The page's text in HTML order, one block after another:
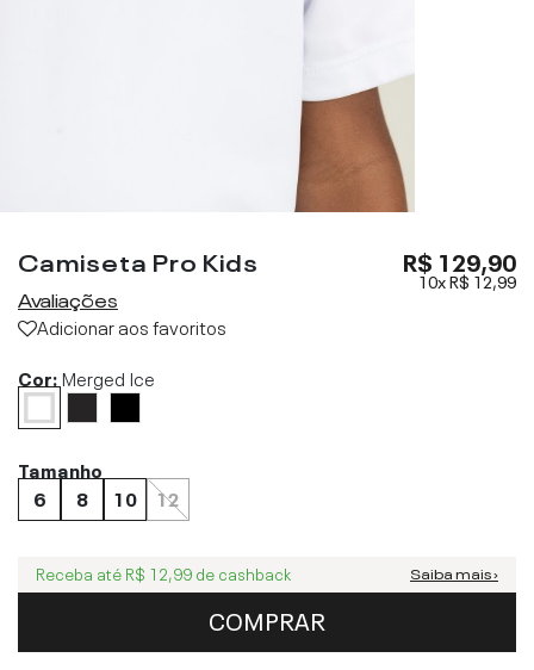
Camiseta Pro Kids
Avaliações
Adicionar aos favoritos
R$ 129,90
10xR$ 12,99
Cor:Merged Ice
Tamanho
6
8 10 12
Receba até R$ 12,99 de cashback Saiba mais ›
COMPRAR